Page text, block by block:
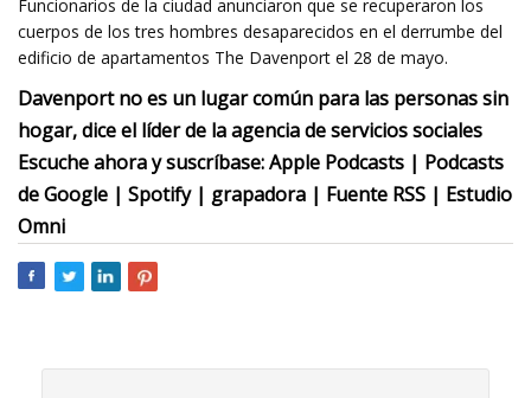
Funcionarios de la ciudad anunciaron que se recuperaron los
cuerpos de los tres hombres desaparecidos en el derrumbe del
edificio de apartamentos The Davenport el 28 de mayo.
Davenport no es un lugar común para las personas sin
hogar, dice el líder de la agencia de servicios sociales
Escuche ahora y suscríbase: Apple Podcasts | Podcasts
de Google | Spotify | grapadora | Fuente RSS | Estudio
Omni